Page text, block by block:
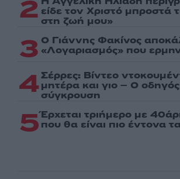
2 είδε τον Χριστό μπροστά
στη ζωή μου»
3 Ο Γιάννης Φακίνος
«Λογαριασμός» που
4 Σέρρες: Βίντεο
μητέρα και γιο – Ο
σύγκρουση
5Έρχεται τριήμερο με
που θα είναι πιο έντονα